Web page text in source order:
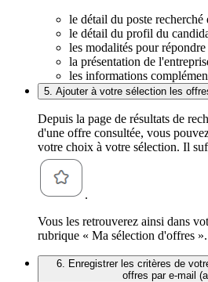
le détail du poste recherché
le détail du profil du
les modalités pour
la présentation de
les informations
5. Ajouter à votre sélection les
Depuis la page de résultats de
d'une offre consultée, vous
votre choix à votre sélection. Il
.
Vous les retrouverez ainsi dans
rubrique « Ma sélection d'offres ».
6. Enregistrer les critères de
offres par e-mail